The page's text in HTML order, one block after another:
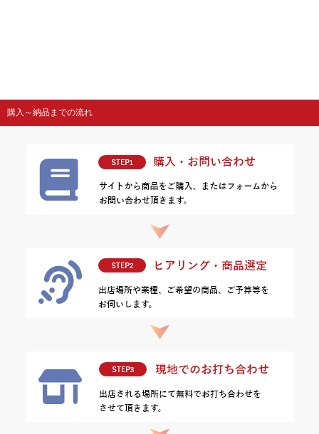
購入～納品までの流れ